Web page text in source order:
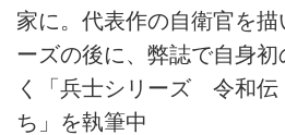
家に。代表作の自衛官を描
ーズの後に、弊誌で自身
く「兵士シリーズ 令和
ち」を執筆中